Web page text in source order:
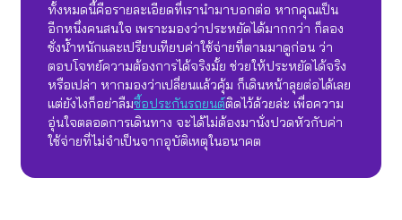
ทั้งหมดนี้คือรายละเอียดที่เรานำมาบอกต่อ หากคุณเป็น
อีกหนึ่งคนสนใจ เพราะมองว่าประหยัดได้มากกว่า ก็ลอง
ชั่งน้ำหนักและเปรียบเทียบค่าใช้จ่ายที่ตามมาดูก่อน ว่า
ตอบโจทย์ความต้องการได้จริงมั้ย ช่วยให้ประหยัดได้จริง
หรือเปล่า หากมองว่าเปลี่ยนแล้วคุ้ม ก็เดินหน้าลุยต่อได้เลย
แต่ยังไงก็อย่าลืมซื้อประกันรถยนต์ติดไว้ด้วยล่ะ เพื่อความ
อุ่นใจตลอดการเดินทาง จะได้ไม่ต้องมานั่งปวดหัวกับค่า
ใช้จ่ายที่ไม่จำเป็นจากอุบัติเหตุในอนาคต